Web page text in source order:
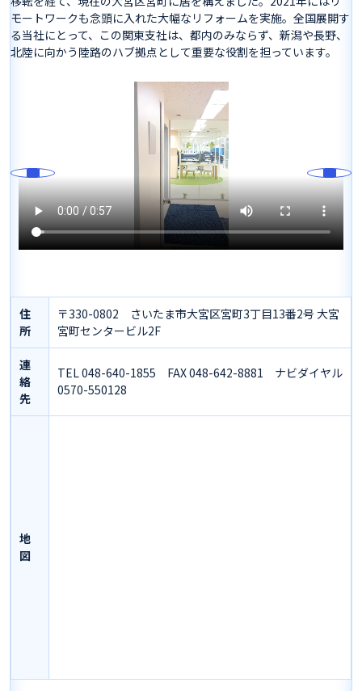
モートワークも念頭に入れた大幅なリフォームを実施。全国展開す
る当社にとって、この関東支社は、都内のみならず、新潟や長野、
北陸に向かう陸路のハブ拠点として重要な役割を担っています。
住
所
〒330-0802 さいたま市大宮区宮町3丁目13番2号 大宮
宮町センタービル2F
連
絡
先
TEL 048-640-1855 FAX 048-642-8881 ナビダイヤル
0570-550128
地
図